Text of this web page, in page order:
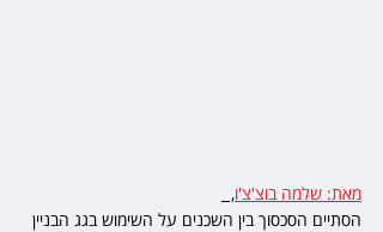
מאת: שלמה בוצ'צ'ו,
הסתיים הסכסוך בין השכנים על השימוש בגג הבניין